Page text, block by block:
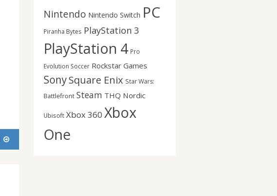
Nintendo Nintendo Switch PC
Piranha Bytes PlayStation 3
PlayStation 4 Pro
Evolution Soccer Rockstar Games
SonySquare Enix Star Wars:
Battlefront Steam THQ Nordic
Ubisoft Xbox 360 Xbox
One